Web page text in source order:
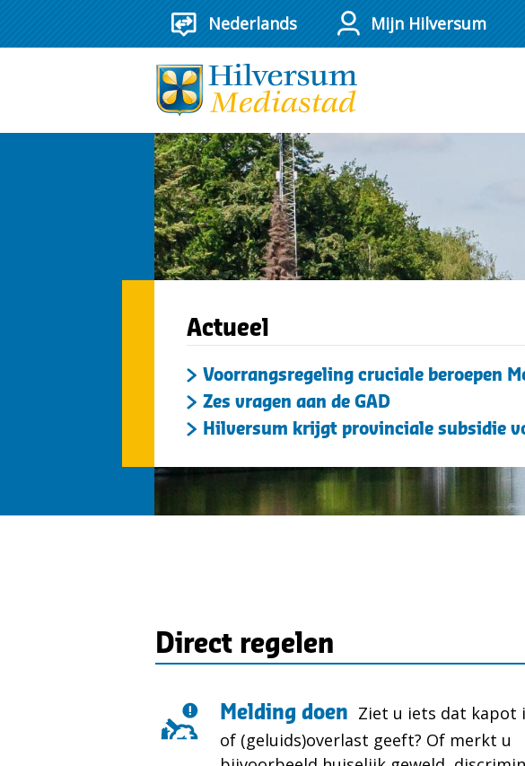
Mijn Hilversum
Hilversum,
mediastad
Actueel
Voorrangsregeling cruciale beroepen
Zes vragen aan de GAD
Hilversum krijgt provinciale subsidie
Direct regelen
Melding doen Ziet u iets dat kapot
of (geluids)overlast geeft? Of merkt u